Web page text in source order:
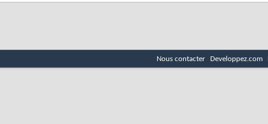
Nous contacter Developpez.com